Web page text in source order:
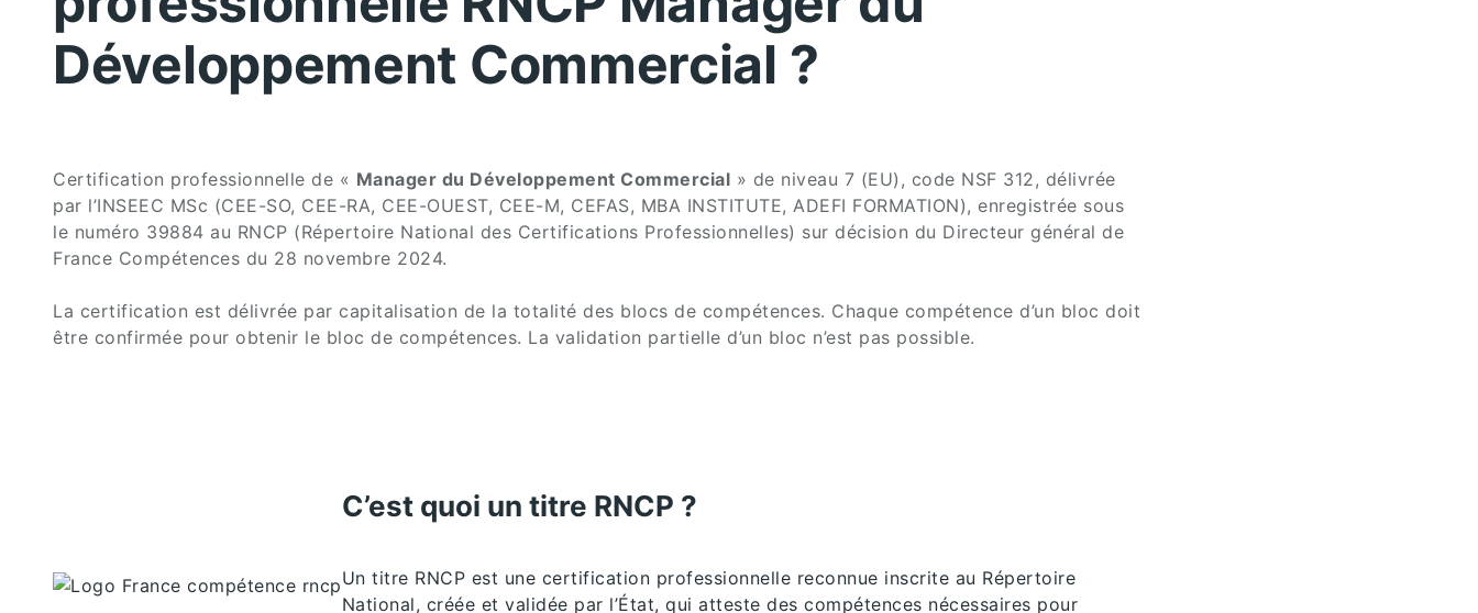
Développement Commercial ?
Certification professionnelle de « Manager du Développement Commercial » de niveau 7 (EU), code NSF 312, délivrée
par l’INSEEC MSc (CEE-SO, CEE-RA, CEE-OUEST, CEE-M, CEFAS, MBA INSTITUTE, ADEFI FORMATION), enregistrée sous
le numéro 39884 au RNCP (Répertoire National des Certifications Professionnelles) sur décision du Directeur général de
France Compétences du 28 novembre 2024.
La certification est délivrée par capitalisation de la totalité des blocs de compétences. Chaque compétence d’un bloc doit
être confirmée pour obtenir le bloc de compétences. La validation partielle d’un bloc n’est pas possible.
C’est quoi un titre RNCP ?
Un titre RNCP est une certification professionnelle reconnue inscrite au Répertoire
National, créée et validée par l’État, qui atteste des compétences nécessaires pour